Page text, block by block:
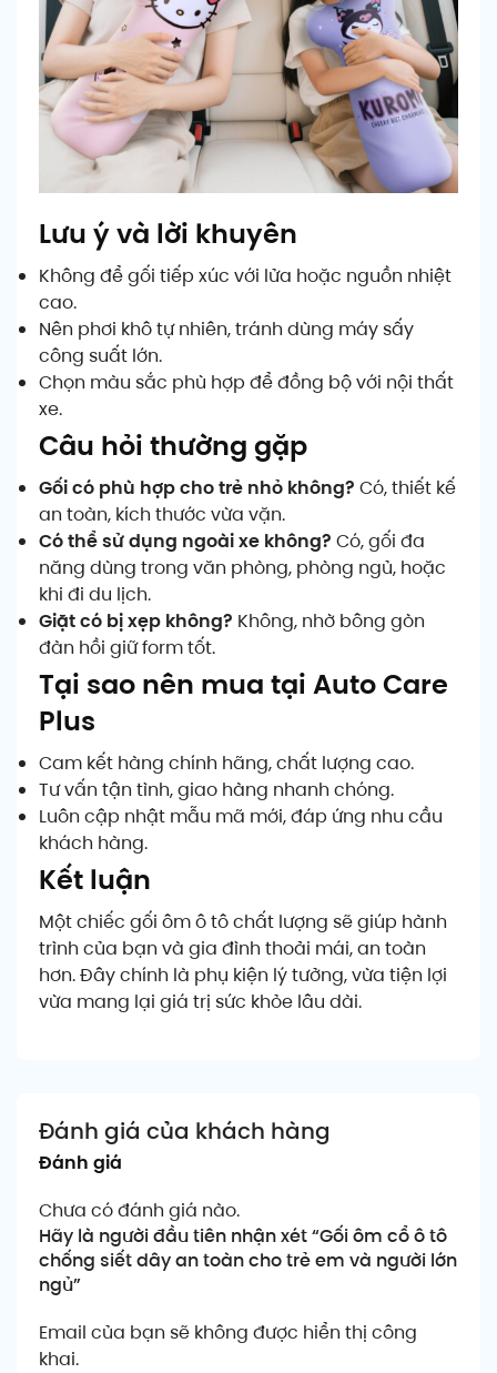
Lưu ý và lời khuyên
Không để gối tiếp xúc với lửa hoặc nguồn nhiệt
cao.
Nên phơi khô tự nhiên, tránh dùng máy sấy
công suất lớn.
Chọn màu sắc phù hợp để đồng bộ với nội thất
xe.
Câu hỏi thường gặp
Gối có phù hợp cho trẻ nhỏ không? Có, thiết kế
an toàn, kích thước vừa vặn.
Có thể sử dụng ngoài xe không? Có, gối đa
năng dùng trong văn phòng, phòng ngủ, hoặc
khi đi du lịch.
Giặt có bị xẹp không? Không, nhờ bông gòn
đàn hồi giữ form tốt.
Tại sao nên mua tại Auto Care
Plus
Cam kết hàng chính hãng, chất lượng cao.
Tư vấn tận tình, giao hàng nhanh chóng.
Luôn cập nhật mẫu mã mới, đáp ứng nhu cầu
khách hàng.
Kết luận
Một chiếc gối ôm ô tô chất lượng sẽ giúp hành
trình của bạn và gia đình thoải mái, an toàn
hơn. Đây chính là phụ kiện lý tưởng, vừa tiện lợi
vừa mang lại giá trị sức khỏe lâu dài.
Đánh giá của khách hàng
Đánh giá
Chưa có đánh giá nào.
Hãy là người đầu tiên nhận xét “Gối ôm cổ ô tô
chống siết dây an toàn cho trẻ em và người lớn
ngủ”
Email của bạn sẽ không được hiển thị công
khai.